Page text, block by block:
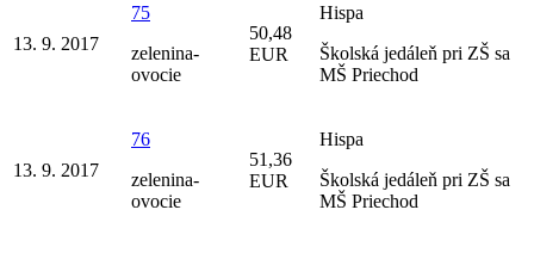
13. 9. 2017
75
zelenina-
ovocie
50,48
EUR
Hispa
Školská jedáleň pri ZŠ sa
MŠ Priechod
13. 9. 2017
76
zelenina-
ovocie
51,36
EUR
Hispa
Školská jedáleň pri ZŠ sa
MŠ Priechod